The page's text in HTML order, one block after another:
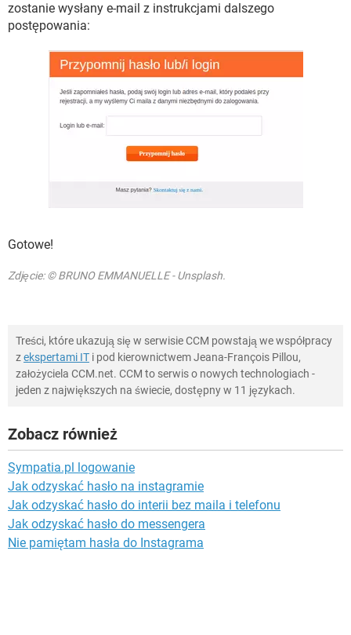
zostanie wysłany e-mail z instrukcjami dalszego
postępowania:
Gotowe!
Zdjęcie: © BRUNO EMMANUELLE - Unsplash.
Treści, które ukazują się w serwisie CCM powstają we współpracy
zekspertami IT i pod kierownictwem Jeana-François Pillou,
założyciela CCM.net. CCM to serwis o nowych technologiach -
jeden z największych na świecie, dostępny w 11 językach.
Zobacz również
Sympatia.pl logowanie
Jak odzyskać hasło na instagramie
Jak odzyskać hasło do interii bez maila i telefonu
Jak odzyskać hasło do messengera
Nie pamiętam hasła do Instagrama